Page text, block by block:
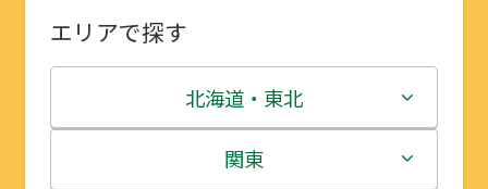
エリアで探す
北海道・東北
北海道
関東